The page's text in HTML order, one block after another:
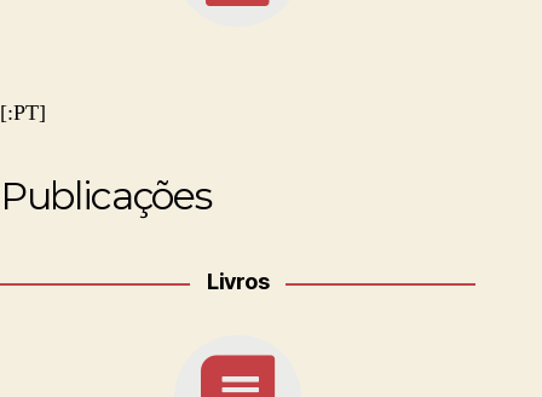
[:PT]
Publicações
Livros